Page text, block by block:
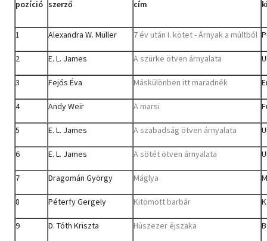
pozíció szerző cím
1 Alexandra W. Müller 7 év után I. kötet - Árnyak a múltból
2 E. L. James A szürke ötven árnyalata
3 Fejős Éva Máskülönben itt maradnék
4 Andy Weir A marsi
5 E. L. James A szabadság ötven árnyalata
6 E. L. James A sötét ötven árnyalata
7 Dragomán György Máglya
8 Péterfy Gergely Kitömött barbár
9 D. Tóth Kriszta Húszezer éjszaka